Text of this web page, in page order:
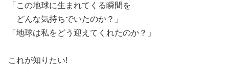
「この地球に生まれてくる瞬間を
どんな気持ちでいたのか？」
「地球は私をどう迎えてくれたのか？」
これが知りたい!